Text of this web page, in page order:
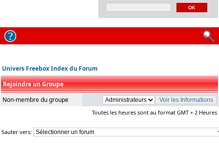
Univers Freebox Index du Forum
Rejoindre un Groupe
Non-membre du groupe
Toutes les heures sont au format GMT + 2 Heures
Sauter vers: